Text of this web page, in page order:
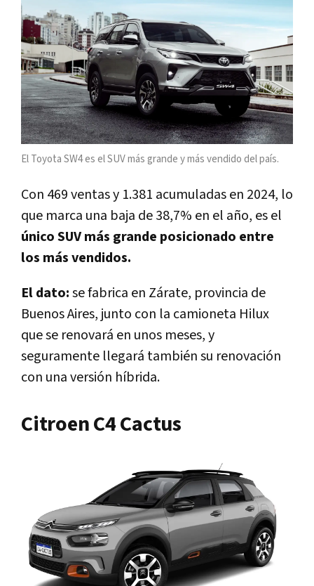
El Toyota SW4 es el SUV más grande y más vendido del país.
Con 469 ventas y 1.381 acumuladas en 2024, lo
que marca una baja de 38,7% en el año, es el
único SUV más grande posicionado entre
los más vendidos.
El dato:se fabrica en Zárate, provincia de
Buenos Aires, junto con la camioneta Hilux
que se renovará en unos meses, y
seguramente llegará también su renovación
con una versión híbrida.
Citroen C4 Cactus